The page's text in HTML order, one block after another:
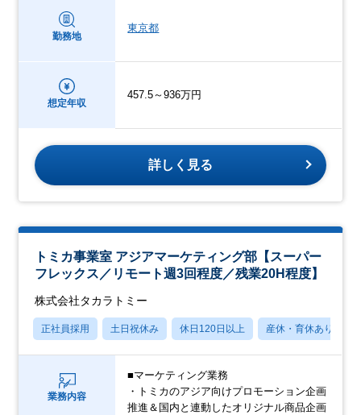
勤務地
東京都
想定年収
457.5～936万円
詳しく見る
トミカ事業室 アジアマーケティング部【スーパー
フレックス／リモート週3回程度／残業20H程度】
株式会社タカラトミー
正社員採用 土日祝休み 休日120日以上 産休・育休あり
業務内容
■マーケティング業務
・トミカのアジア向けプロモーション企画
推進＆国内と連動したオリジナル商品企画